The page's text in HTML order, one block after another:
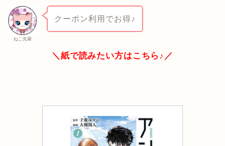
ねこ先輩
クーポン利用でお得♪
＼紙で読みたい方はこちら♪／